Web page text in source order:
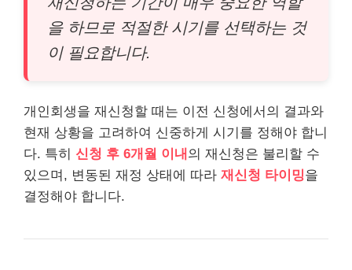
을 하므로 적절한 시기를 선택하는 것
이 필요합니다.
개인회생을 재신청할 때는 이전 신청에서의 결과와
현재 상황을 고려하여 신중하게 시기를 정해야 합니
다. 특히 신청 후 6개월 이내 의 재신청은 불리할 수
있으며, 변동된 재정 상태에 따라 재신청 타이밍을
결정해야 합니다.